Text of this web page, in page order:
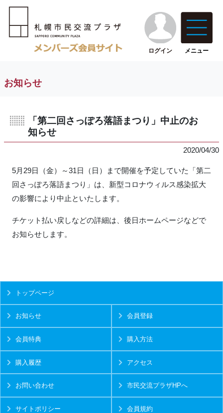
ログイン メニュー
お知らせ
「第二回さっぽろ落語まつり」中止のお
知らせ
2020/04/30
5月29日（金）～31日（日）まで開催を予定していた「第二
回さっぽろ落語まつり」は、新型コロナウィルス感染拡大
の影響により中止といたします。
チケット払い戻しなどの詳細は、後日ホームページなどで
お知らせします。
トップページ
お知らせ 会員登録
会員特典 購入方法
購入履歴 アクセス
お問い合わせ 市民交流プラザHPへ
サイトポリシー 会員規約